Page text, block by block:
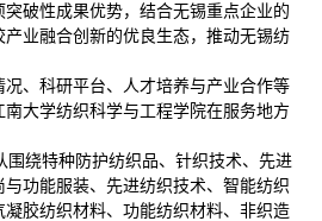
破性成果优势，结合无锡重点企业的
业融合创新的优良生态，推动无锡纺
、科研平台、人才培养与产业合作等
大学纺织科学与工程学院在服务地方
围绕特种防护纺织品、针织技术、先进
功能服装、先进纺织技术、智能纺织
胶纺织材料、功能纺织材料、非织造